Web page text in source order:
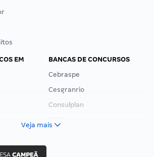
EM
BANCAS DE CONCURSOS
Cebraspe
Cesgranrio
Consulplan
Veja mais